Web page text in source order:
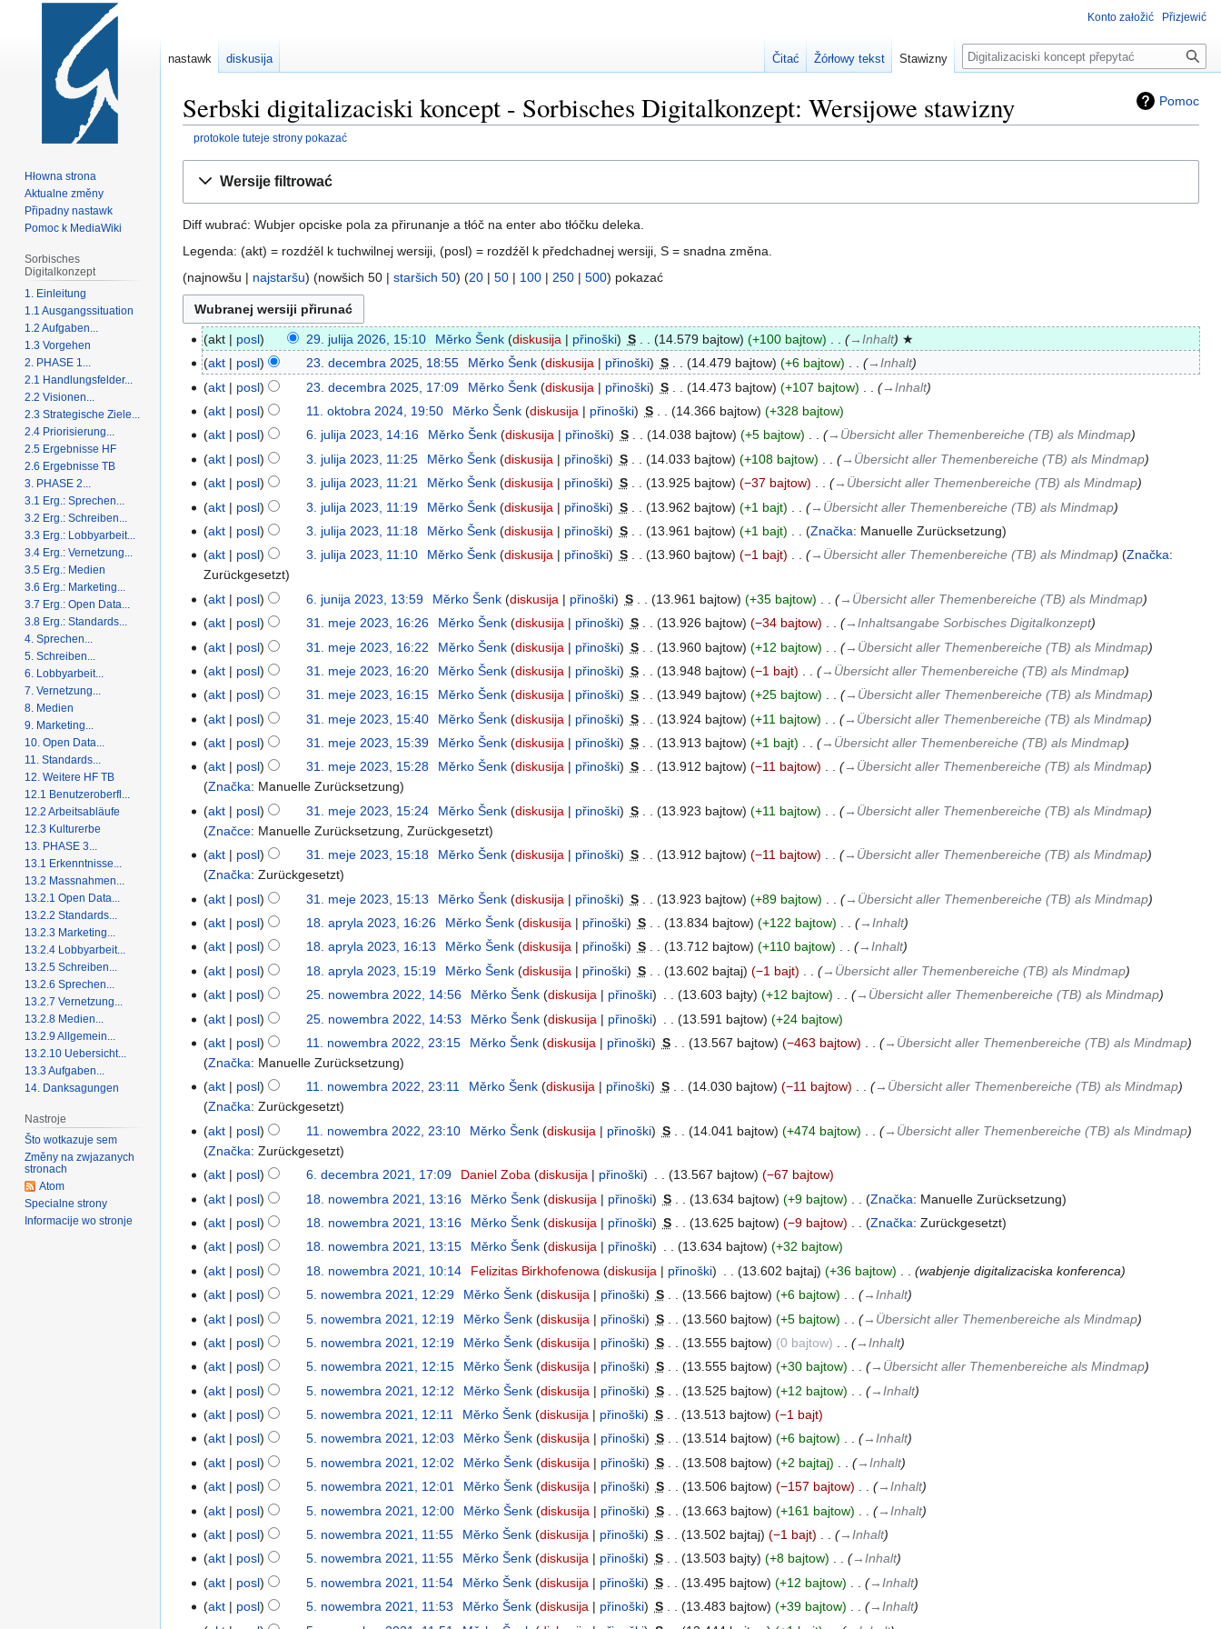
Pomoc
Serbski digitalizaciski koncept - Sorbisches Digitalkonzept: Wersijowe stawizny
protokole tuteje strony pokazać
Navigation
Suche
Wersije filtrować
Diff wubrać: Wubjer opciske pola za přirunanje a tłóč na enter abo tłóčku deleka.
Legenda: (akt) = rozdźěl k tuchwilnej wersiji, (posl) = rozdźěl k předchadnej wersiji, S = snadna změna.
(najnowšu | najstaršu) (nowšich 50 | staršich 50) (20 | 50 | 100 | 250 | 500) pokazać
akt posl 29. julija 2026, 15:10 Měrko Šenk diskusija přinoški S 14.579 bajtow +100 bajtow →‎Inhalt
★
akt
posl 23. decembra 2025, 18:55 Měrko Šenk diskusija přinoški S 14.479 bajtow +6 bajtow
→‎Inhalt
akt
posl 23. decembra 2025, 17:09 Měrko Šenk diskusija přinoški S 14.473 bajtow +107 bajtow
→‎Inhalt
akt
posl 11. oktobra 2024, 19:50 Měrko Šenk diskusija přinoški S 14.366 bajtow
+328 bajtow
akt
posl 6. julija 2023, 14:16 Měrko Šenk diskusija přinoški S 14.038 bajtow +5 bajtow
→‎Übersicht aller Themenbereiche (TB) als Mindmap
akt
posl 3. julija 2023, 11:25 Měrko Šenk diskusija přinoški S 14.033 bajtow +108 bajtow
→‎Übersicht aller Themenbereiche (TB) als Mindmap
akt
posl 3. julija 2023, 11:21 Měrko Šenk diskusija přinoški S 13.925 bajtow −37 bajtow
→‎Übersicht aller Themenbereiche (TB) als Mindmap
akt
posl 3. julija 2023, 11:19 Měrko Šenk diskusija přinoški S 13.962 bajtow +1 bajt
→‎Übersicht aller Themenbereiche (TB) als Mindmap
akt
posl 3. julija 2023, 11:18 Měrko Šenk diskusija přinoški S 13.961 bajtow +1 bajt Značka: Manuelle Zurücksetzung
akt
posl 3. julija 2023, 11:10 Měrko Šenk diskusija přinoški S 13.960 bajtow −1 bajt →‎Übersicht aller Themenbereiche (TB) als Mindmap Značka:
Zurückgesetzt
akt
posl 6. junija 2023, 13:59 Měrko Šenk diskusija přinoški S 13.961 bajtow +35 bajtow
→‎Übersicht aller Themenbereiche (TB) als Mindmap
akt
posl 31. meje 2023, 16:26 Měrko Šenk diskusija přinoški S 13.926 bajtow −34 bajtow
→‎Inhaltsangabe Sorbisches Digitalkonzept
akt
posl 31. meje 2023, 16:22 Měrko Šenk diskusija přinoški S 13.960 bajtow +12 bajtow
→‎Übersicht aller Themenbereiche (TB) als Mindmap
akt
posl 31. meje 2023, 16:20 Měrko Šenk diskusija přinoški S 13.948 bajtow −1 bajt
→‎Übersicht aller Themenbereiche (TB) als Mindmap
akt
posl 31. meje 2023, 16:15 Měrko Šenk diskusija přinoški S 13.949 bajtow +25 bajtow
→‎Übersicht aller Themenbereiche (TB) als Mindmap
akt
posl 31. meje 2023, 15:40 Měrko Šenk diskusija přinoški S 13.924 bajtow +11 bajtow
→‎Übersicht aller Themenbereiche (TB) als Mindmap
akt
posl 31. meje 2023, 15:39 Měrko Šenk diskusija přinoški S 13.913 bajtow +1 bajt
→‎Übersicht aller Themenbereiche (TB) als Mindmap
akt
posl 31. meje 2023, 15:28 Měrko Šenk diskusija přinoški S 13.912 bajtow −11 bajtow
→‎Übersicht aller Themenbereiche (TB) als Mindmap
Značka: Manuelle Zurücksetzung
akt
posl 31. meje 2023, 15:24 Měrko Šenk diskusija přinoški S 13.923 bajtow +11 bajtow
→‎Übersicht aller Themenbereiche (TB) als Mindmap
Značce: Manuelle Zurücksetzung Zurückgesetzt
akt
posl 31. meje 2023, 15:18 Měrko Šenk diskusija přinoški S 13.912 bajtow −11 bajtow
→‎Übersicht aller Themenbereiche (TB) als Mindmap
Značka:Zurückgesetzt
akt
posl 31. meje 2023, 15:13 Měrko Šenk diskusija přinoški S 13.923 bajtow +89 bajtow
→‎Übersicht aller Themenbereiche (TB) als Mindmap
akt
posl 18. apryla 2023, 16:26 Měrko Šenk diskusija přinoški S 13.834 bajtow +122 bajtow
→‎Inhalt
akt
posl 18. apryla 2023, 16:13 Měrko Šenk diskusija přinoški S 13.712 bajtow +110 bajtow
→‎Inhalt
akt
posl 18. apryla 2023, 15:19 Měrko Šenk diskusija přinoški S 13.602 bajtaj −1 bajt
→‎Übersicht aller Themenbereiche (TB) als Mindmap
akt
posl 25. nowembra 2022, 14:56 Měrko Šenk diskusija přinoški 13.603 bajty +12 bajtow
→‎Übersicht aller Themenbereiche (TB) als Mindmap
akt
posl 25. nowembra 2022, 14:53 Měrko Šenk diskusija přinoški 13.591 bajtow
+24 bajtow
akt
posl 11. nowembra 2022, 23:15 Měrko Šenk diskusija přinoški S 13.567 bajtow −463 bajtow
→‎Übersicht aller Themenbereiche (TB) als Mindmap
Značka: Manuelle Zurücksetzung
akt
posl 11. nowembra 2022, 23:11 Měrko Šenk diskusija přinoški S 14.030 bajtow −11 bajtow
→‎Übersicht aller Themenbereiche (TB) als Mindmap
Značka:Zurückgesetzt
akt
posl 11. nowembra 2022, 23:10 Měrko Šenk diskusija přinoški S 14.041 bajtow +474 bajtow
→‎Übersicht aller Themenbereiche (TB) als Mindmap
Značka:Zurückgesetzt
akt
posl 6. decembra 2021, 17:09 Daniel Zoba diskusija přinoški 13.567 bajtow
−67 bajtow
akt
posl 18. nowembra 2021, 13:16 Měrko Šenk diskusija přinoški S 13.634 bajtow +9 bajtow Značka: Manuelle Zurücksetzung
akt
posl 18. nowembra 2021, 13:16 Měrko Šenk diskusija přinoški S 13.625 bajtow −9 bajtow Značka: Zurückgesetzt
akt
posl 18. nowembra 2021, 13:15 Měrko Šenk diskusija přinoški 13.634 bajtow
+32 bajtow
akt
posl 18. nowembra 2021, 10:14 Felizitas Birkhofenowa diskusija přinoški 13.602 bajtaj +36 bajtow
wabjenje digitalizaciska konferenca
akt
posl 5. nowembra 2021, 12:29 Měrko Šenk diskusija přinoški S 13.566 bajtow +6 bajtow
→‎Inhalt
akt
posl 5. nowembra 2021, 12:19 Měrko Šenk diskusija přinoški S 13.560 bajtow +5 bajtow
→‎Übersicht aller Themenbereiche als Mindmap
akt
posl 5. nowembra 2021, 12:19 Měrko Šenk diskusija přinoški S 13.555 bajtow 0 bajtow
→‎Inhalt
akt
posl 5. nowembra 2021, 12:15 Měrko Šenk diskusija přinoški S 13.555 bajtow +30 bajtow
→‎Übersicht aller Themenbereiche als Mindmap
akt
posl 5. nowembra 2021, 12:12 Měrko Šenk diskusija přinoški S 13.525 bajtow +12 bajtow
→‎Inhalt
akt
posl 5. nowembra 2021, 12:11 Měrko Šenk diskusija přinoški S 13.513 bajtow
−1 bajt
akt
posl 5. nowembra 2021, 12:03 Měrko Šenk diskusija přinoški S 13.514 bajtow +6 bajtow
→‎Inhalt
akt
posl 5. nowembra 2021, 12:02 Měrko Šenk diskusija přinoški S 13.508 bajtow +2 bajtaj
→‎Inhalt
akt
posl 5. nowembra 2021, 12:01 Měrko Šenk diskusija přinoški S 13.506 bajtow −157 bajtow
→‎Inhalt
akt
posl 5. nowembra 2021, 12:00 Měrko Šenk diskusija přinoški S 13.663 bajtow +161 bajtow
→‎Inhalt
akt
posl 5. nowembra 2021, 11:55 Měrko Šenk diskusija přinoški S 13.502 bajtaj −1 bajt
→‎Inhalt
akt
posl 5. nowembra 2021, 11:55 Měrko Šenk diskusija přinoški S 13.503 bajty +8 bajtow
→‎Inhalt
akt
posl 5. nowembra 2021, 11:54 Měrko Šenk diskusija přinoški S 13.495 bajtow +12 bajtow
→‎Inhalt
akt
posl 5. nowembra 2021, 11:53 Měrko Šenk diskusija přinoški S 13.483 bajtow +39 bajtow
→‎Inhalt
Konto załožić Přizjewić
nastawk diskusija Čitać Žórłowy tekst Stawizny
Pytać
Hłowna strona
Aktualne změny
Připadny nastawk
Pomoc k MediaWiki
Sorbisches
Digitalkonzept
1. Einleitung
1.1 Ausgangssituation
1.2 Aufgaben...
1.3 Vorgehen
2. PHASE 1...
2.1 Handlungsfelder...
2.2 Visionen...
2.3 Strategische Ziele...
2.4 Priorisierung...
2.5 Ergebnisse HF
2.6 Ergebnisse TB
3. PHASE 2...
3.1 Erg.: Sprechen...
3.2 Erg.: Schreiben...
3.3 Erg.: Lobbyarbeit...
3.4 Erg.: Vernetzung...
3.5 Erg.: Medien
3.6 Erg.: Marketing...
3.7 Erg.: Open Data...
3.8 Erg.: Standards...
4. Sprechen...
5. Schreiben...
6. Lobbyarbeit...
7. Vernetzung...
8. Medien
9. Marketing...
10. Open Data...
11. Standards...
12. Weitere HF TB
12.1 Benutzeroberfl...
12.2 Arbeitsabläufe
12.3 Kulturerbe
13. PHASE 3...
13.1 Erkenntnisse...
13.2 Massnahmen...
13.2.1 Open Data...
13.2.2 Standards...
13.2.3 Marketing...
13.2.4 Lobbyarbeit...
13.2.5 Schreiben...
13.2.6 Sprechen...
13.2.7 Vernetzung...
13.2.8 Medien...
13.2.9 Allgemein...
13.2.10 Uebersicht...
13.3 Aufgaben...
14. Danksagungen
Nastroje
Što wotkazuje sem
Změny na zwjazanych
stronach
Atom
Specialne strony
Informacije wo stronje